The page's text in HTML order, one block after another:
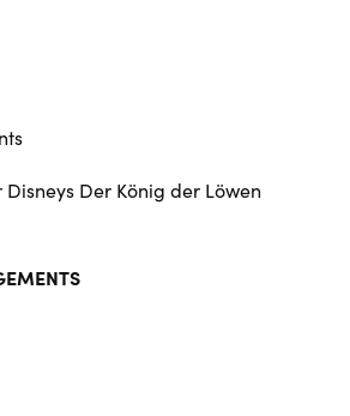
Der König der Löwen